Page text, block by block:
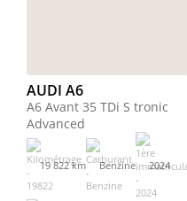
AUDI A6
A6 Avant 35 TDi S tronic
Advanced
19 822 km Benzine 2024